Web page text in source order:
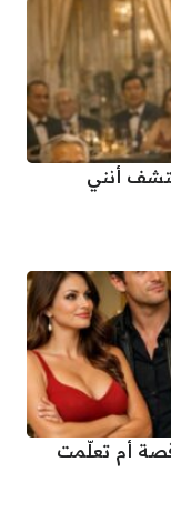
أنني
قصة أم تعلّمت